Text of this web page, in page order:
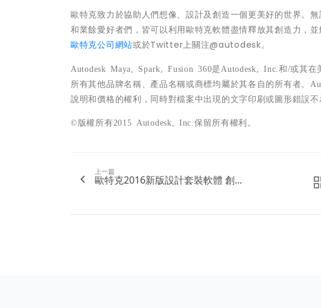
歐特克致力於協助人們想像、設計及創造一個更美好的世界。
和業餘愛好者們，皆可以利用歐特克軟體盡情釋放其創造力，
歐特克公司網站或於Twitter上關注@autodesk。
Autodesk Maya, Spark, Fusion 360是 Autodesk, Inc. 和 /或其在
所有其他品牌名稱、產品名稱或商標均屬於其各自的所有者。
說明和價格的權利，同時對檔案中出現的文字印刷或圖形錯誤不
© 版權所有2015 Autodesk, Inc. 保留所有權利。
上一篇
歐特克2016新版設計套裝軟體 創...